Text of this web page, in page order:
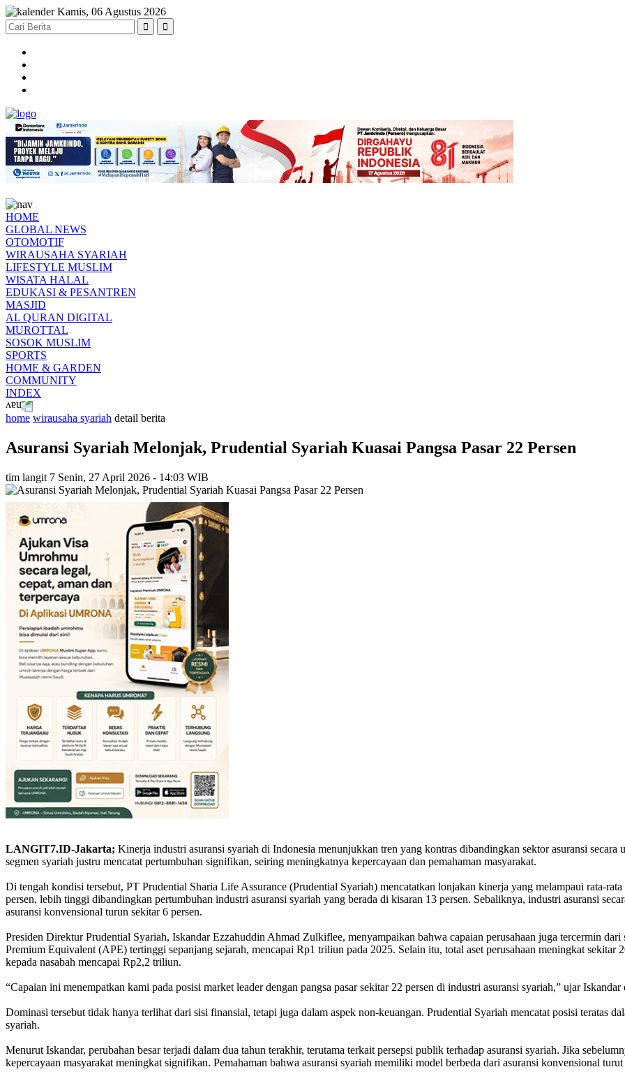
Kamis, 06 Agustus 2026
HOME
GLOBAL NEWS
OTOMOTIF
WIRAUSAHA SYARIAH
LIFESTYLE MUSLIM
WISATA HALAL
EDUKASI & PESANTREN
MASJID
AL QURAN DIGITAL
MUROTTAL
SOSOK MUSLIM
SPORTS
HOME & GARDEN
COMMUNITY
INDEX
home wirausaha syariah detail berita
Asuransi Syariah Melonjak, Prudential Syariah Kuasai Pangsa Pasar 22 Persen
tim langit 7 Senin, 27 April 2026 - 14:03 WIB
LANGIT7.ID-Jakarta; Kinerja industri asuransi syariah di Indonesia menunjukkan tren yang kontras dibandingkan sektor asuransi secara
segmen syariah justru mencatat pertumbuhan signifikan, seiring meningkatnya kepercayaan dan pemahaman masyarakat.
Di tengah kondisi tersebut, PT Prudential Sharia Life Assurance (Prudential Syariah) mencatatkan lonjakan kinerja yang melampaui rata-
persen, lebih tinggi dibandingkan pertumbuhan industri asuransi syariah yang berada di kisaran 13 persen. Sebaliknya, industri asuransi
asuransi konvensional turun sekitar 6 persen.
Presiden Direktur Prudential Syariah, Iskandar Ezzahuddin Ahmad Zulkiflee, menyampaikan bahwa capaian perusahaan juga tercermin
Premium Equivalent (APE) tertinggi sepanjang sejarah, mencapai Rp1 triliun pada 2025. Selain itu, total aset perusahaan meningkat sekitar
kepada nasabah mencapai Rp2,2 triliun.
“Capaian ini menempatkan kami pada posisi market leader dengan pangsa pasar sekitar 22 persen di industri asuransi syariah,” ujar
Dominasi tersebut tidak hanya terlihat dari sisi finansial, tetapi juga dalam aspek non-keuangan. Prudential Syariah mencatat posisi teratas
syariah.
Menurut Iskandar, perubahan besar terjadi dalam dua tahun terakhir, terutama terkait persepsi publik terhadap asuransi syariah. Jika
kepercayaan masyarakat meningkat signifikan. Pemahaman bahwa asuransi syariah memiliki model berbeda dari asuransi konvensional